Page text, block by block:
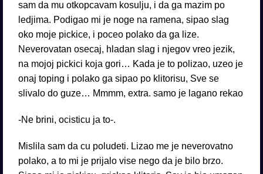
sam da mu otkopcavam kosulju, i da ga mazim po
ledjima. Podigao mi je noge na ramena, sipao slag
oko moje pickice, i poceo polako da ga lize.
Neverovatan osecaj, hladan slag i njegov vreo jezik,
na mojoj pickici koja gori… Kada je to polizao, uzeo je
onaj toping i polako ga sipao po klitorisu, Sve se
slivalo do guze… Mmmm, extra. samo je lagano rekao
-Ne brini, ocisticu ja to-.
Mislila sam da cu poludeti. Lizao me je neverovatno
polako, a to mi je prijalo vise nego da je bilo brzo.